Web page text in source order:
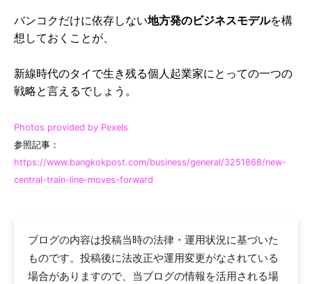
バンコクだけに依存しない地方発のビジネスモデルを構
想しておくことが、
新線時代のタイで生き残る個人起業家にとっての一つの
戦略と言えるでしょう。
Photos provided by Pexels
参照記事：
https://www.bangkokpost.com/business/general/3251868/new-
central-train-line-moves-forward
ブログの内容は投稿当時の法律・運用状況に基づいた
ものです。投稿後に法改正や運用変更がなされている
場合がありますので、当ブログの情報を活用される場